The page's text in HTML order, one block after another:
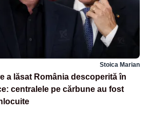
Stoica Marian
a lăsat România descoperită în
centralele pe cărbune au fost